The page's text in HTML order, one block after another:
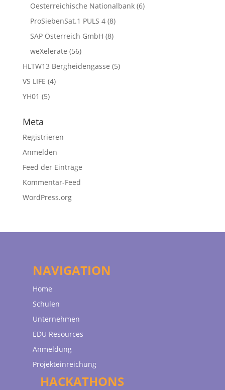
Oesterreichische Nationalbank(6)
ProSiebenSat.1 PULS 4(8)
SAP Österreich GmbH (8)
weXelerate (56)
HLTW13 Bergheidengasse (5)
VS LIFE (4)
YH01 (5)
Meta
Registrieren
Anmelden
Feed der Einträge
Kommentar-Feed
WordPress.org
NAVIGATION
Home
Schulen
Unternehmen
EDU Resources
Anmeldung
Projekteinreichung
HACKATHONS